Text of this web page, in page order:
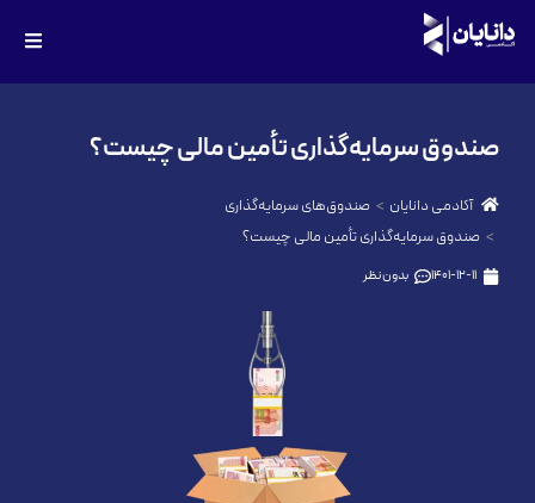
صندوق سرمایه‌‌‌‌‌‌‌‌‌‌‌‌‌‌‌‌‌‌‌‌‌‌‌‌‌‌‌‌‌‌‌‌‌‌‌‌‌‌‌‌‌‌‌‌‌‌‌‌‌‌‌‌‌‌‌‌‌‌‌‌‌‌‌‌‌‌‌‌‌‌‌‌‌‌‌‌‌گذاری تأمین مالی چیست؟
آکادمی دانایان
صندوق‌های سرمایه‌گذاری
صندوق سرمایه‌‌‌‌‌‌‌‌‌‌‌‌‌‌‌‌‌‌‌‌‌‌‌‌‌‌‌‌‌‌‌‌‌‌‌‌‌‌‌‌‌‌‌‌‌‌‌‌‌‌‌‌‌‌‌‌‌‌‌‌‌‌‌‌‌‌‌‌‌‌‌‌‌‌‌‌‌گذاری تأمین مالی چیست؟
1401-12-11 بدون نظر